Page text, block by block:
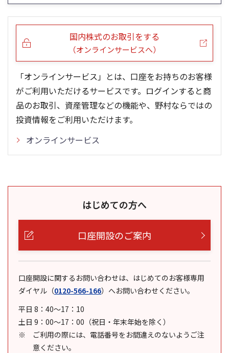
13週移動平均 26週移動平均 出来高(百万)
0
5ヶ月移動平均 25ヶ月移動平均 出来高(百万)
0
国内株式のお取引をする
（オンラインサービスへ）
「オンラインサービス」とは、口座をお持ちのお客様
がご利用いただけるサービスです。ログインすると商
品のお取引、資産管理などの機能や、野村ならではの
投資情報をご利用いただけます。
オンラインサービス
はじめての方へ
口座開設のご案内
口座開設に関するお問い合わせは、はじめてのお客様専用
ダイヤル （0120-566-166） へお問い合わせください。
平日 8：40～17：10
土日 9：00～17：00（祝日・年末年始を除く）
ご利用の際には、電話番号をお間違えのないようご注
意ください。